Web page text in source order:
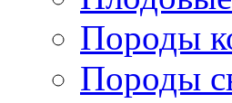
Породы
Породы